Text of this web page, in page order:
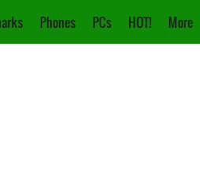
Phones PCs HOT! More